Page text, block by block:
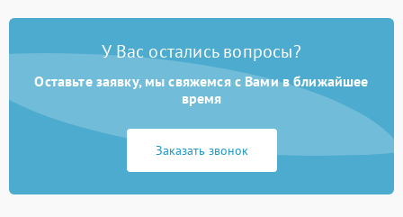
У Вас остались вопросы?
Оставьте заявку, мы свяжемся с Вами в ближайшее
время
Заказать звонок